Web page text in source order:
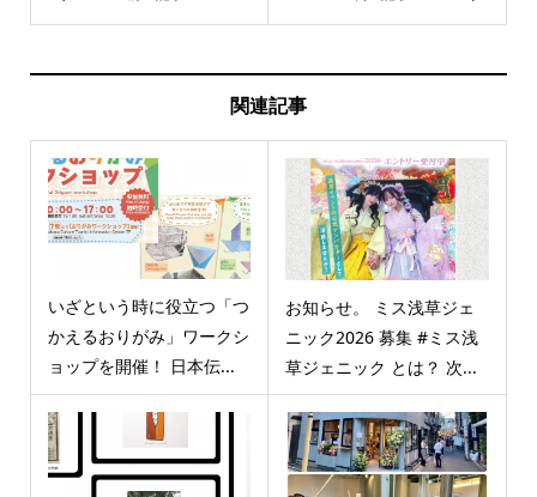
関連記事
いざという時に役立つ「つ
かえるおりがみ」ワークシ
ョップを開催！ 日本伝...
お知らせ。 ミス浅草ジェ
ニック2026 募集 #ミス浅
草ジェニック とは？ 次...